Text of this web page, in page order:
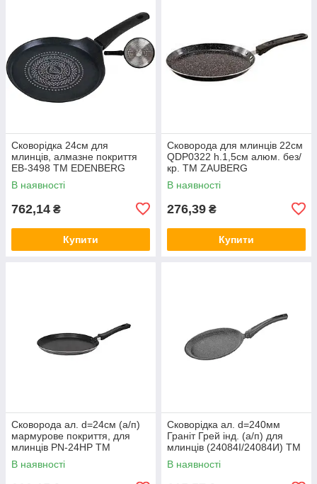
Сковорідка 24см для
млинців, алмазне покриття
EB-3498 ТМ EDENBERG
В наявності
762,14 ₴
Купити
Сковорода для млинців 22см
QDP0322 h.1,5см алюм. без/
кр. ТМ ZAUBERG
В наявності
276,39 ₴
Купити
Сковорода ал. d=24см (а/п)
мармурове покриття, для
млинців PN-24HP ТМ
ZAUBERG
В наявності
Сковорідка ал. d=240мм
Граніт Грей інд. (а/п) для
млинців (24084I/24084И) ТМ
БИО
В наявності